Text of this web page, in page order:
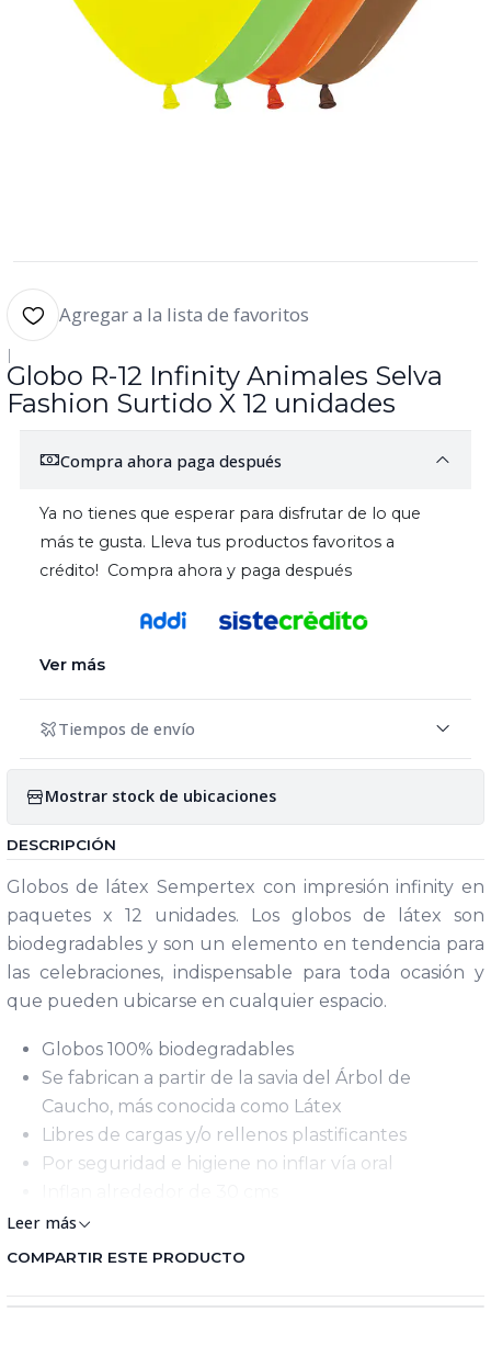
Agregar a la lista de favoritos
|
Globo R-12 Infinity Animales Selva
Fashion Surtido X 12 unidades
Compra ahora paga después
Ya no tienes que esperar para disfrutar de lo que
más te gusta. Lleva tus productos favoritos a
crédito! Compra ahora y paga después
Ver más
Tiempos de envío
Mostrar stock de ubicaciones
DESCRIPCIÓN
Globos de látex Sempertex con impresión infinity en
paquetes x 12 unidades. Los globos de látex son
biodegradables y son un elemento en tendencia para
las celebraciones, indispensable para toda ocasión y
que pueden ubicarse en cualquier espacio.
Globos 100% biodegradables
Se fabrican a partir de la savia del Árbol de
Caucho, más conocida como Látex
Libres de cargas y/o rellenos plastificantes
Por seguridad e higiene no inflar vía oral
Leer más
COMPARTIR ESTE PRODUCTO